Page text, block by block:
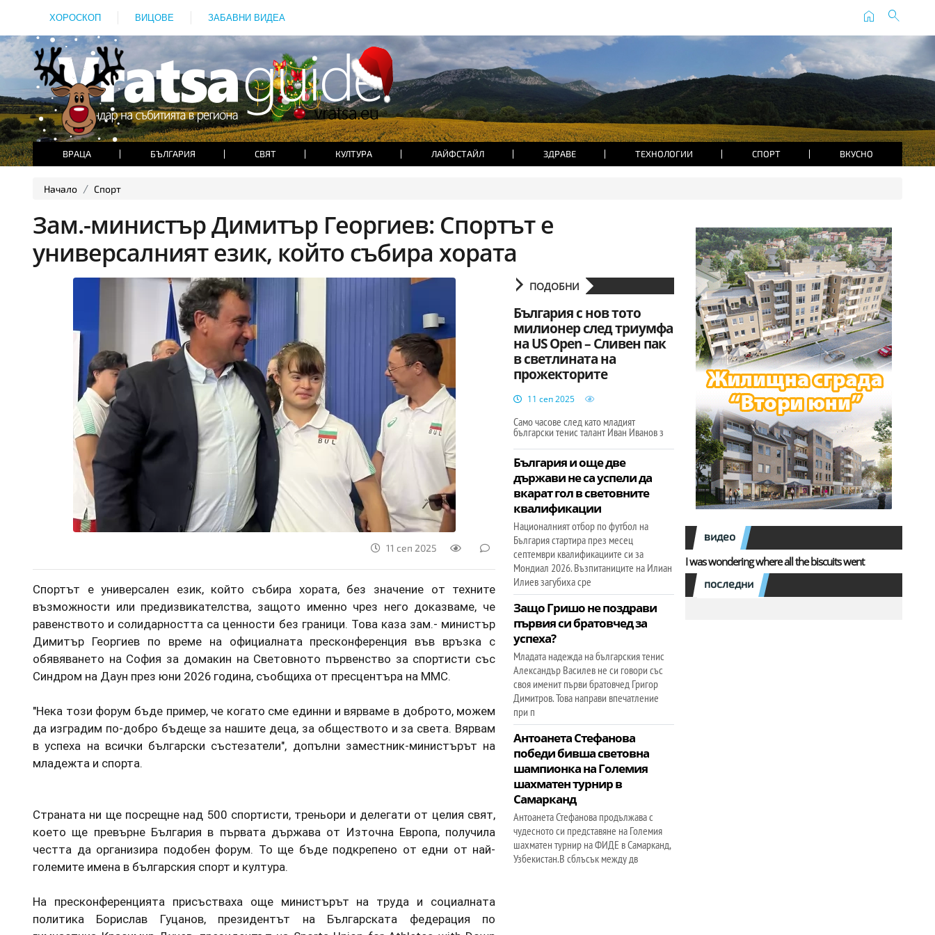
ХОРОСКОП ВИЦОВЕ ЗАБАВНИ ВИДЕА home search
ВРАЦА БЪЛГАРИЯ СВЯТ КУЛТУРА ЛАЙФСТАЙЛ ЗДРАВЕ ТЕХНОЛОГИИ СПОРТ ВКУСНО
Начало Спорт
Зам.-министър Димитър Георгиев: Спортът е
универсалният език, който събира хората
11 сеп 2025
Спортът е универсален език, който събира хората, без значение от техните
възможности или предизвикателства, защото именно чрез него доказваме, че
равенството и солидарността са ценности без граници. Това каза зам.- министър
Димитър Георгиев по време на официалната пресконференция във връзка с
обявяването на София за домакин на Световното първенство за спортисти със
Синдром на Даун през юни 2026 година, съобщиха от пресцентъра на ММС.
"Нека този форум бъде пример, че когато сме единни и вярваме в доброто, можем
да изградим по-добро бъдеще за нашите деца, за обществото и за света. Вярвам
в успеха на всички български състезатели", допълни заместник-министърът на
младежта и спорта.
Страната ни ще посрещне над 500 спортисти, треньори и делегати от целия свят,
което ще превърне България в първата държава от Източна Европа, получила
честта да организира подобен форум. То ще бъде подкрепено от едни от най-
големите имена в българския спорт и култура.
На пресконференцията присъстваха още министърът на труда и социалната
политика Борислав Гуцанов, президентът на Българската федерация по
ПОДОБНИ
България с нов тото
милионер след триумфа
на US Open – Сливен пак
в светлината на
прожекторите
11 сеп 2025
Само часове след като младият
български тенис талант Иван Иванов з
България и още две
държави не са успели да
вкарат гол в световните
квалификации
Националният отбор по футбол на
България стартира през месец
септември квалификациите си за
Мондиал 2026. Възпитаниците на Илиан
Илиев загубиха сре
Защо Гришо не поздрави
първия си братовчед за
успеха?
Младата надежда на българския тенис
Александър Василев не си говори със
своя именит първи братовчед Григор
Димитров. Това направи впечатление
при п
Антоанета Стефанова
победи бивша световна
шампионка на Големия
шахматен турнир в
Самарканд
Антоанета Стефанова продължава с
чудесното си представяне на Големия
шахматен турнир на ФИДЕ в Самарканд,
Узбекистан.В сблъсък между дв
видео
I was wondering where all the biscuits went
последни